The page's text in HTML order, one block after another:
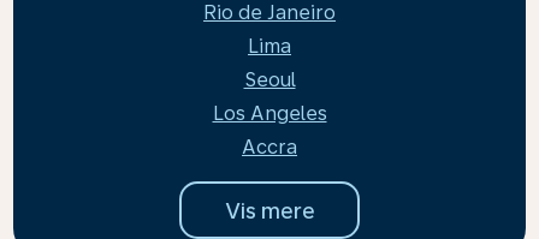
Rio de Janeiro
Lima
Seoul
Los Angeles
Accra
Vis mere